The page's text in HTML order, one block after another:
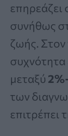
συνήθως
ζωής. Στον
συχνότητα
μεταξύ
των
επιτρέπει